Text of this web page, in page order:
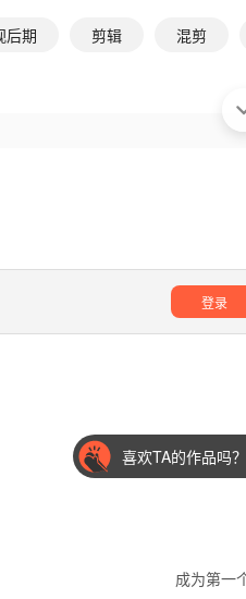
后期 剪辑 混剪
登录
喜欢TA的作品吗
成为第一